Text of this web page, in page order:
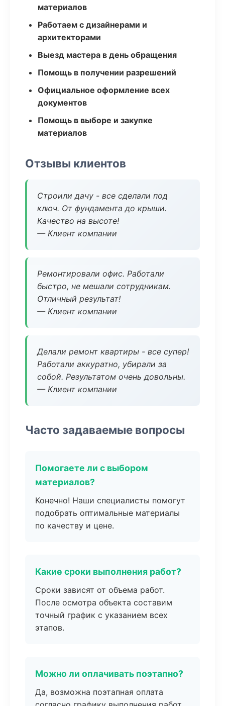
материалов
Работаем с дизайнерами и
архитекторами
Выезд мастера в день обращения
Помощь в получении разрешений
Официальное оформление всех
документов
Помощь в выборе и закупке
материалов
Отзывы клиентов
Строили дачу - все сделали под
ключ. От фундамента до крыши.
Качество на высоте!
— Клиент компании
Ремонтировали офис. Работали
быстро, не мешали сотрудникам.
Отличный результат!
— Клиент компании
Делали ремонт квартиры - все супер!
Работали аккуратно, убирали за
собой. Результатом очень довольны.
— Клиент компании
Часто задаваемые вопросы
Помогаете ли с выбором
материалов?
Конечно! Наши специалисты помогут
подобрать оптимальные материалы
по качеству и цене.
Какие сроки выполнения работ?
Сроки зависят от объема работ.
После осмотра объекта составим
точный график с указанием всех
этапов.
Можно ли оплачивать поэтапно?
Да, возможна поэтапная оплата